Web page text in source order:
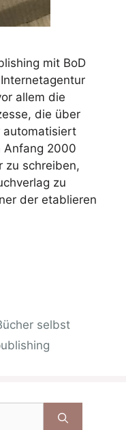
mit BoD
allem die
die über
automatisiert
Anfang 2000
zu schreiben,
zu
der etablieren
selbst